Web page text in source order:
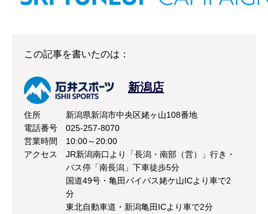
この記事を書いたのは：
新潟店
住所
新潟県新潟市中央区姥ヶ山108番地
電話番号
025-257-8070
営業時間
10:00～20:00
アクセス
JR新潟南口より「長潟・南部（営）」行き・
バス停「南長潟」下車徒歩5分
国道49号・亀田バイパス姥ケ山ICより車で2
分
東北自動車道・新潟亀田ICより車で2分